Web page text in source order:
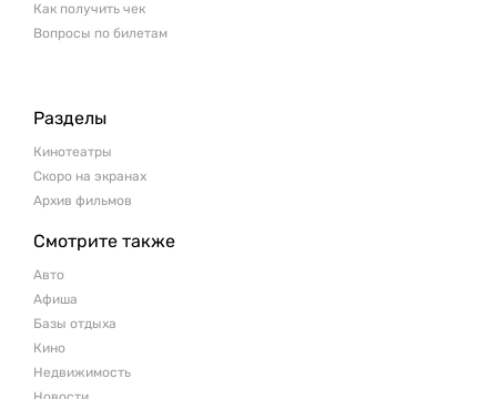
Как получить чек
Вопросы по билетам
Разделы
Кинотеатры
Скоро на экранах
Архив фильмов
Смотрите также
Авто
Афиша
Базы отдыха
Кино
Недвижимость